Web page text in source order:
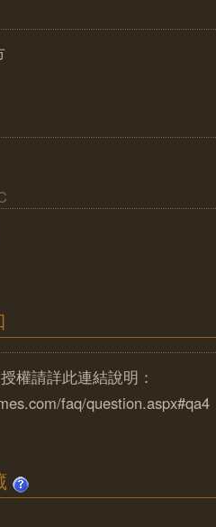
權請詳此連結說明：
faq/question.aspx#qa4